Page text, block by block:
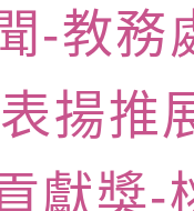
大學辦
學校輔導
研究院
政策研討
勢與發展
民及學前
育局辦理
習實施計
師範大學
習中心
成功大學
-教務
揚推
獻獎-